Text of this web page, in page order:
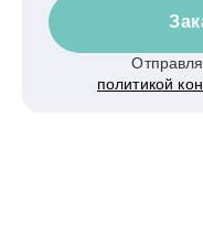
политикой